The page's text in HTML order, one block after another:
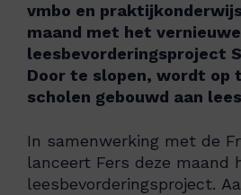
vmbo en
maand met het
leesbevorderingsproject
Door te slopen, wordt op
scholen gebouwd aan
In samenwerking met de
lanceert Fers deze maand
leesbevorderingsproject.